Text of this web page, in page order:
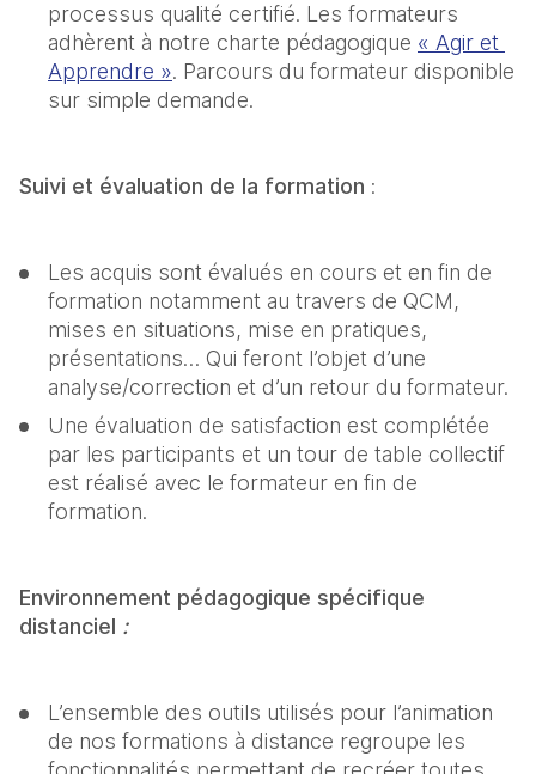
processus qualité certifié. Les formateurs
adhèrent à notre charte pédagogique « Agir et
Apprendre ». Parcours du formateur disponible
sur simple demande.
Suivi et évaluation de la formation :
Les acquis sont évalués en cours et en fin de
formation notamment au travers de QCM,
mises en situations, mise en pratiques,
présentations… Qui feront l’objet d’une
analyse/correction et d’un retour du formateur.
Une évaluation de satisfaction est complétée
par les participants et un tour de table collectif
est réalisé avec le formateur en fin de
formation.
Environnement pédagogique spécifique
distanciel :
L’ensemble des outils utilisés pour l’animation
de nos formations à distance regroupe les